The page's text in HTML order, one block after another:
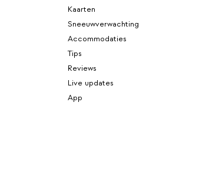
Kaarten
Sneeuwverwachting
Accommodaties
Tips
Reviews
Live updates
App